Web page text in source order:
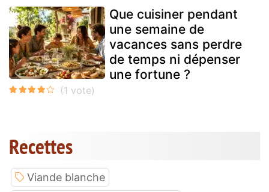
Que cuisiner pendant
une semaine de
vacances sans perdre
de temps ni dépenser
une fortune ?
Recettes
Viande blanche